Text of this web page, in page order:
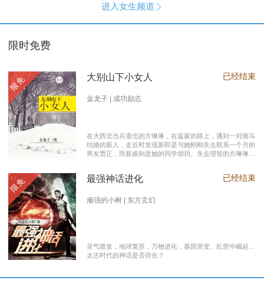
进入女生频道 
限时免费
限免 大别山下小女人
金龙子 | 成功励志
在大西北当兵退伍的方琳琳，在返家的路上，遇到一对骑马
结婚的新人，走近时发现新郎是与她刚刚失去联系一个月的
男友贾正，而新娘则是她的同学胡玥。失去理智的方琳琳，
亲，心脏病发作，住进了医院。方琳琳最后决心到大城市发
着谋生的艰辛，是无数曾经脱下军装回到社会的退伍军人遭
遇的缩影之一。方琳琳开过大货车、当过女保安、当过私人
已经结束
限免 最强神话进化
顽强的小树 | 东方玄幻
灵气喷发，地球复苏，万物进化，基因突变。乱世中崛起...
太古时代的神话是否存在？
已经结束